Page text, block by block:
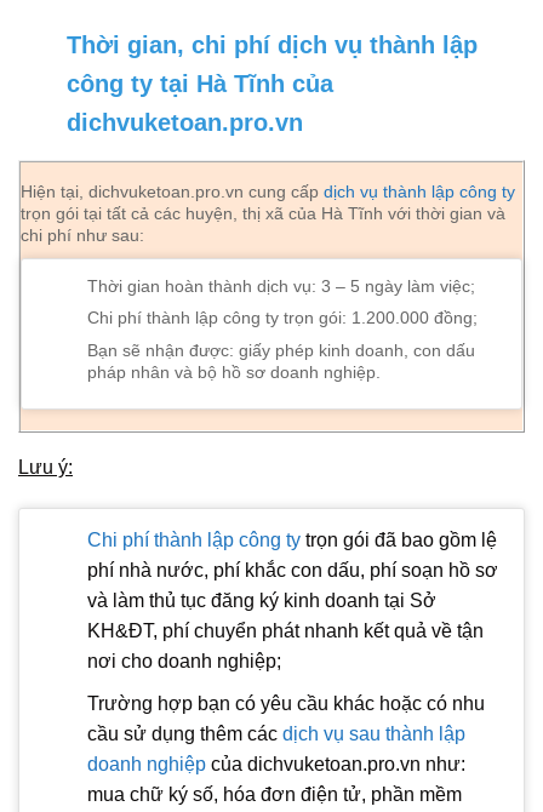
Thời gian, chi phí dịch vụ thành lập
công ty tại Hà Tĩnh của
dichvuketoan.pro.vn
Hiện tại, dichvuketoan.pro.vn cung cấp dịch vụ thành lập công ty
trọn gói tại tất cả các huyện, thị xã của Hà Tĩnh với thời gian và
chi phí như sau:
Thời gian hoàn thành dịch vụ: 3 – 5 ngày làm việc;
Chi phí thành lập công ty trọn gói: 1.200.000 đồng;
Bạn sẽ nhận được: giấy phép kinh doanh, con dấu
pháp nhân và bộ hồ sơ doanh nghiệp.
Lưu ý:
Chi phí thành lập công tytrọn gói đã bao gồm lệ
phí nhà nước, phí khắc con dấu, phí soạn hồ sơ
và làm thủ tục đăng ký kinh doanh tại Sở
KH&ĐT, phí chuyển phát nhanh kết quả về tận
nơi cho doanh nghiệp;
Trường hợp bạn có yêu cầu khác hoặc có nhu
cầu sử dụng thêm các dịch vụ sau thành lập
doanh nghiệpcủa dichvuketoan.pro.vn như:
mua chữ ký số, hóa đơn điện tử, phần mềm